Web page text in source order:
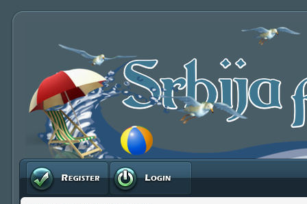
Registruj se Prijavite se